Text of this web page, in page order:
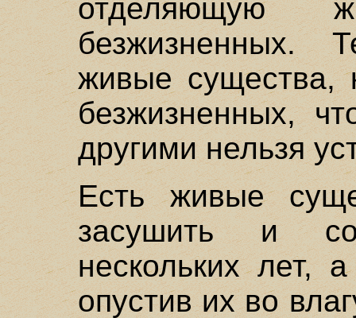
безжизненных.
живые существа,
безжизненных,
другими нельзя
Есть живые
засушить и
нескольких лет,
опустив их во